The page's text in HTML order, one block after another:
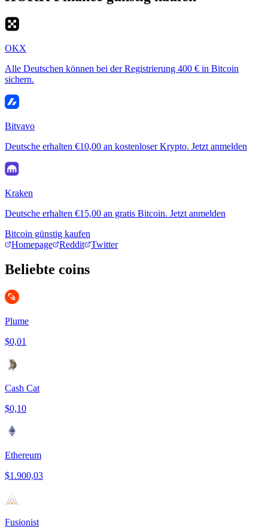
OKX
Alle Deutschen können bei der Registrierung 400 € in Bitcoin
sichern.
Bitvavo
Deutsche erhalten €10,00 an kostenloser Krypto. Jetzt anmelden
Kraken
Deutsche erhalten €15,00 an gratis Bitcoin. Jetzt anmelden
Bitcoin günstig kaufen
Homepage
Reddit Twitter
Beliebte coins
Plume
$0,01
Cash Cat
$0,10
Ethereum
$1.900,03
Fusionist